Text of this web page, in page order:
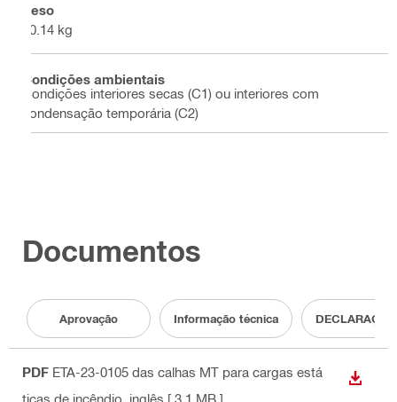
Peso
10.14 kg
Condições ambientais
Condições interiores secas (C1) ou interiores com
condensação temporária (C2)
Documentos
Aprovação Informação técnica
PDF ETA-23-0105 das calhas MT para cargas está
ticas de incêndio , inglês [ 3.1 MB ]